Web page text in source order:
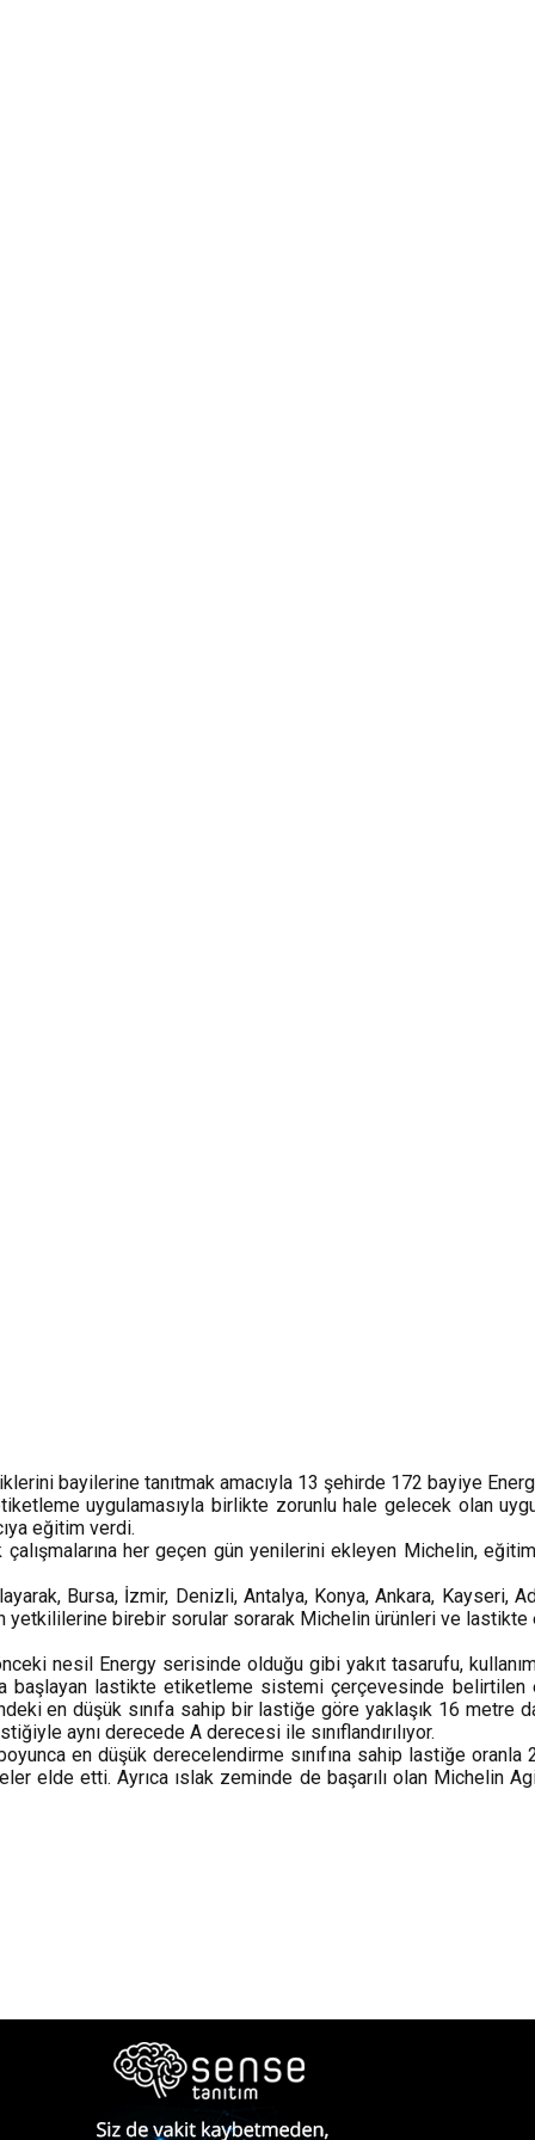
bayilerine tanıtmak amacıyla 13 şehirde 172 bayiye
uygulamasıyla birlikte zorunlu hale gelecek olan
eğitim verdi.
her geçen gün yenilerini ekleyen Michelin,
Bursa, İzmir, Denizli, Antalya, Konya, Ankara, Kayseri,
yetkililerine birebir sorular sorarak Michelin ürünleri ve
nesil Energy serisinde olduğu gibi yakıt tasarufu,
başlayan lastikte etiketleme sistemi çerçevesinde
en düşük sınıfa sahip bir lastiğe göre yaklaşık 16 metre
aynı derecede A derecesi ile sınıflandırılıyor.
en düşük derecelendirme sınıfına sahip lastiğe
elde etti. Ayrıca ıslak zeminde de başarılı olan Michelin